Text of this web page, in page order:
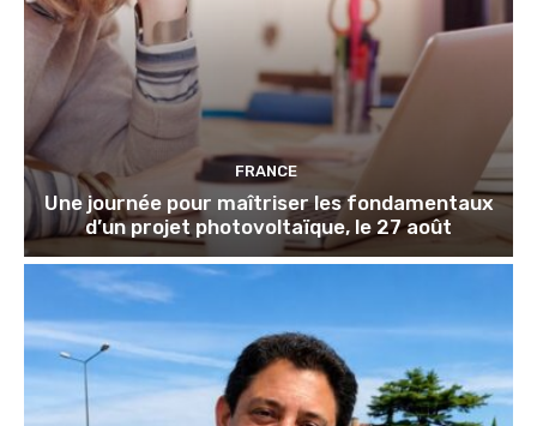
FRANCE
Une journée pour maîtriser les fondamentaux
d’un projet photovoltaïque, le 27 août